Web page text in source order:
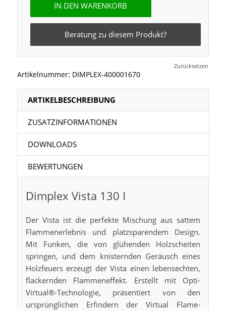
Zurücksetzen
IN DEN WARENKORB
Beratung zu diesem Produkt?
Artikelnummer: DIMPLEX-400001670
ARTIKELBESCHREIBUNG
ZUSATZINFORMATIONEN
DOWNLOADS
BEWERTUNGEN
Dimplex Vista 130 I
Der Vista ist die perfekte Mischung aus sattem
Flammenerlebnis und platzsparendem Design.
Mit Funken, die von glühenden Holzscheiten
springen, und dem knisternden Geräusch eines
Holzfeuers erzeugt der Vista einen lebensechten,
flackernden Flammeneffekt. Erstellt mit Opti-
Virtual®-Technologie, präsentiert von den
ursprünglichen Erfindern der Virtual Flame-